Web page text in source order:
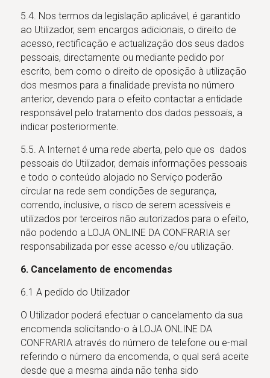
5.4. Nos termos da legislação aplicável, é garantido
ao Utilizador, sem encargos adicionais, o direito de
acesso, rectificação e actualização dos seus dados
pessoais, directamente ou mediante pedido por
escrito, bem como o direito de oposição à utilização
dos mesmos para a finalidade prevista no número
anterior, devendo para o efeito contactar a entidade
responsável pelo tratamento dos dados pessoais, a
indicar posteriormente.
5.5. A Internet é uma rede aberta, pelo que os dados
pessoais do Utilizador, demais informações pessoais
e todo o conteúdo alojado no Serviço poderão
circular na rede sem condições de segurança,
correndo, inclusive, o risco de serem acessíveis e
utilizados por terceiros não autorizados para o efeito,
não podendo a LOJA ONLINE DA CONFRARIA ser
responsabilizada por esse acesso e/ou utilização.
6. Cancelamento de encomendas
6.1 A pedido do Utilizador
O Utilizador poderá efectuar o cancelamento da sua
encomenda solicitando-o à LOJA ONLINE DA
CONFRARIA através do número de telefone ou e-mail
referindo o número da encomenda, o qual será aceite
desde que a mesma ainda não tenha sido